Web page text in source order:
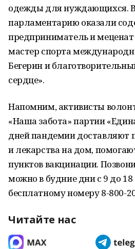
одежды для нуждающихся.
парламентарию оказали
предприниматель и
мастер спорта
Бегерин и
сердце».
Напомним, активисты
«Наша забота» партии
дней пандемии
и лекарства на дом,
пунктов вакцинации.
можно в будние дни с 9 до 18
бесплатному номеру 8-800-
Читайте нас